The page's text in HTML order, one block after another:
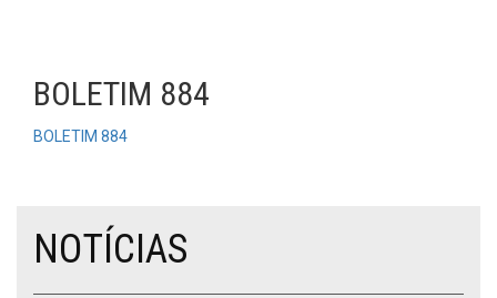
BOLETIM 884
BOLETIM 884
NOTÍCIAS